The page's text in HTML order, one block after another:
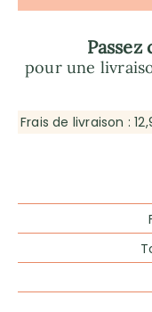
pour une
Frais de livraison :